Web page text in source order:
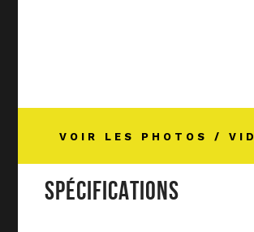
VOIR LES PHOTOS /
SPÉCIFICATIONS